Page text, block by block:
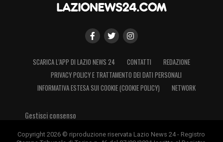
SCARICA L’APP DI LAZIO NEWS 24 CONTATTI
REDAZIONE
PRIVACY POLICY E TRATTAMENTO DEI DATI PERSONALI
INFORMATIVA ESTESA SUI COOKIE (COOKIE POLICY)
NETWORK
Gestisci consenso
Copyright 2026 © riproduzione riservata Lazio News 24 - Registro